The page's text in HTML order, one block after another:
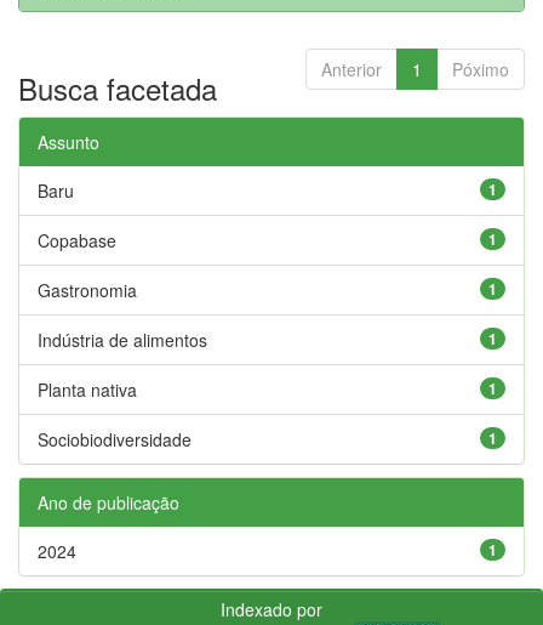
Anterior 1 Póximo
Busca facetada
Assunto
1
Baru
1
Copabase
1
Gastronomia
1
Indústria de alimentos
1
Planta nativa
1
Sociobiodiversidade
Ano de publicação
1
2024
Indexado por